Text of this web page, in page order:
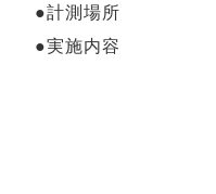
●計測場所
●実施内容 ：①国
3D-LiDARを
②実施内容を
課題の対策